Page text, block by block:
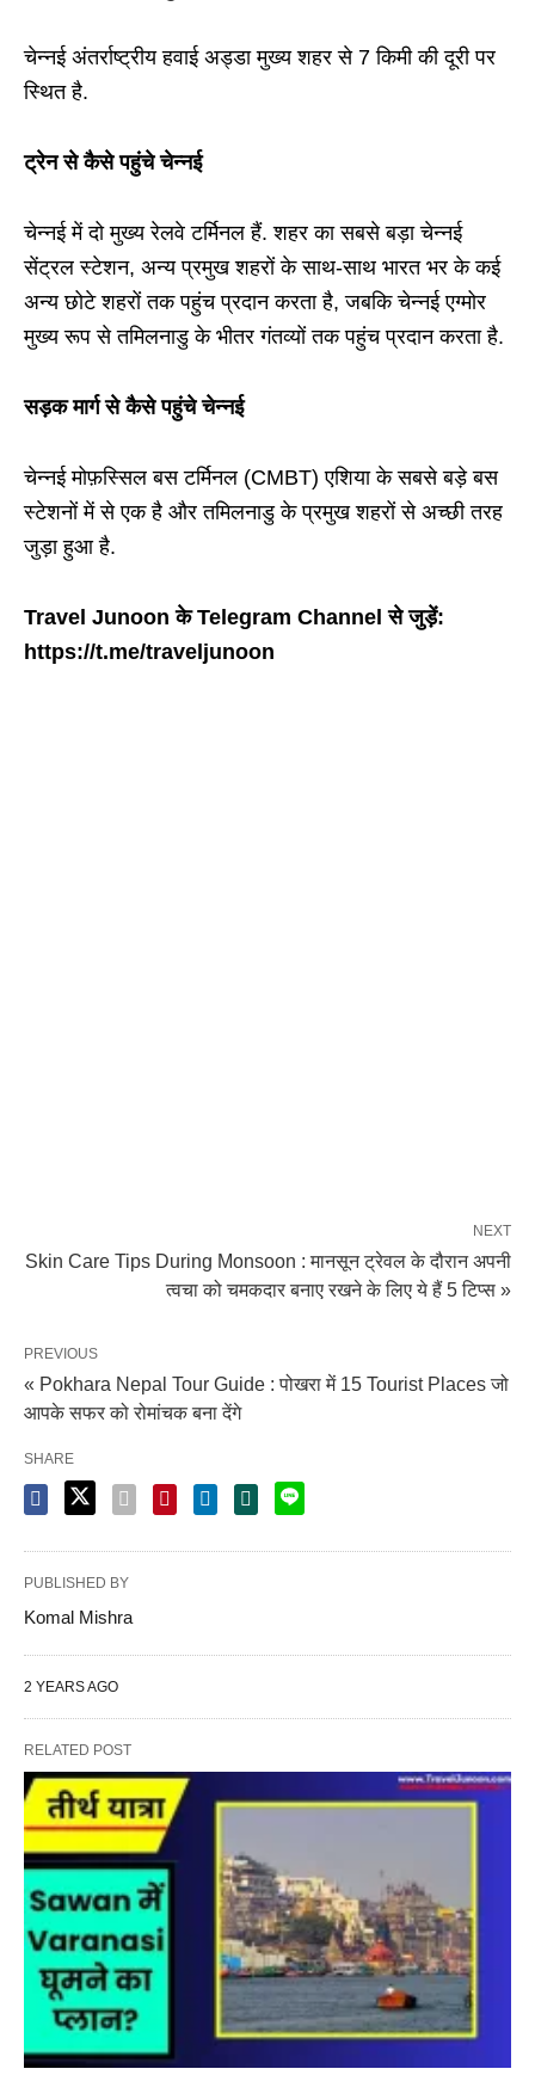
चेन्नई अंतर्राष्ट्रीय हवाई अड्डा मुख्य शहर से 7 किमी की दूरी पर
स्थित है.
ट्रेन से कैसे पहुंचे चेन्नई
चेन्नई में दो मुख्य रेलवे टर्मिनल हैं. शहर का सबसे बड़ा चेन्नई
सेंट्रल स्टेशन, अन्य प्रमुख शहरों के साथ-साथ भारत भर के कई
अन्य छोटे शहरों तक पहुंच प्रदान करता है, जबकि चेन्नई एग्मोर
मुख्य रूप से तमिलनाडु के भीतर गंतव्यों तक पहुंच प्रदान करता है.
सड़क मार्ग से कैसे पहुंचे चेन्नई
चेन्नई मोफ़स्सिल बस टर्मिनल (CMBT) एशिया के सबसे बड़े बस
स्टेशनों में से एक है और तमिलनाडु के प्रमुख शहरों से अच्छी तरह
जुड़ा हुआ है.
Travel Junoon के Telegram Channel से जुड़ें:
https://t.me/traveljunoon
NEXT
Skin Care Tips During Monsoon : मानसून ट्रेवल के दौरान अपनी
त्वचा को चमकदार बनाए रखने के लिए ये हैं 5 टिप्स »
PREVIOUS
« Pokhara Nepal Tour Guide : पोखरा में 15 Tourist Places जो
आपके सफर को रोमांचक बना देंगे
SHARE
PUBLISHED BY
Komal Mishra
2 YEARS AGO
RELATED POST